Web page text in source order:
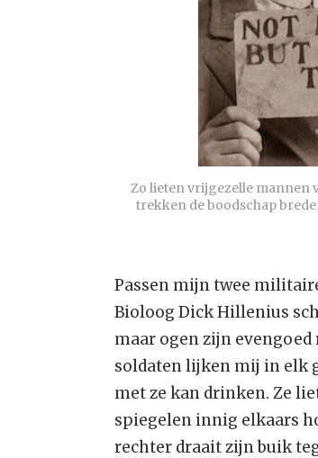
Zo lieten vrijgezelle mannen
trekken de boodschap
Passen mijn twee
Bioloog Dick Hillenius
maar ogen zijn
soldaten lijken mij in elk
met ze kan drinken. Ze
spiegelen innig elkaars
rechter draait zijn buik